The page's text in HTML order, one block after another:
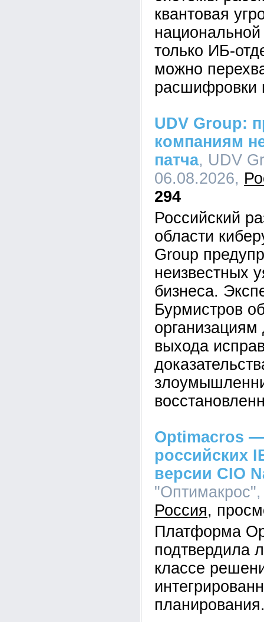
квантовая
только ИБ-
можно
расшифровки
UDV Group:
компаниям
патча, UDV
06.08.2026,
294
Российский
области
Group
неизвестных
бизнеса.
Бурмистров
организациям
выхода
Optimacros —
российских
версии CIO
Россия
Платформа
подтвердила
классе